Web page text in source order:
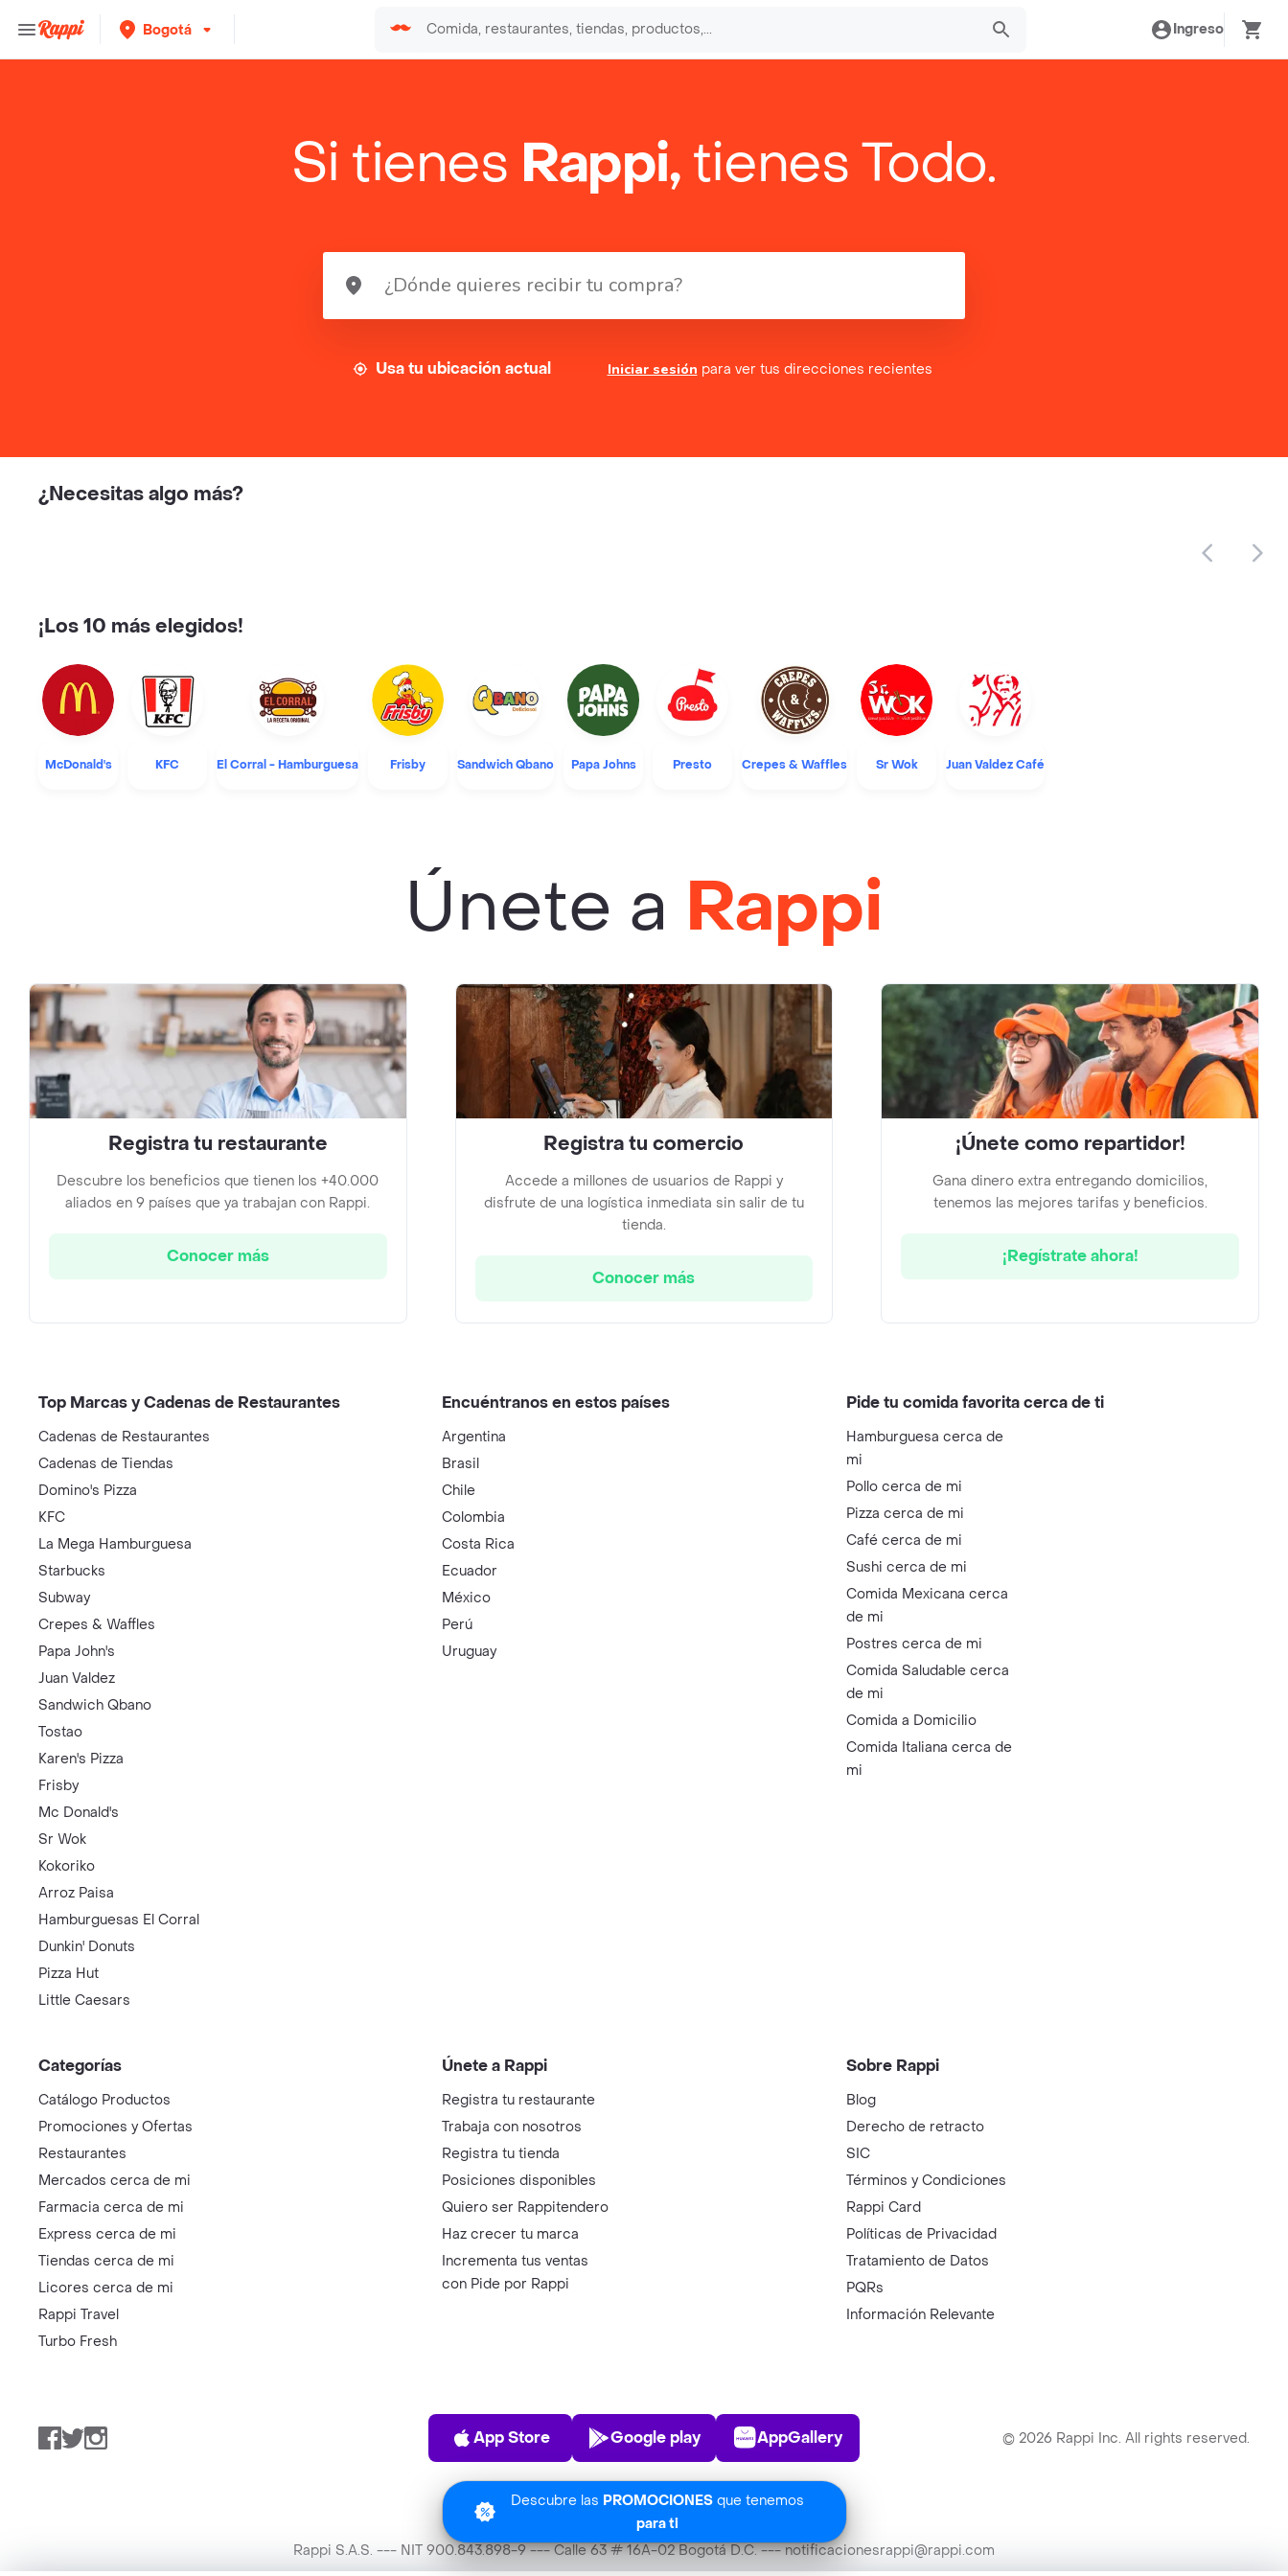
Bogotá Ingreso
Descubre las PROMOCIONES que tenemos
para ti
Si tienes Rappi,tienes Todo.
Usa tu ubicación actual Iniciar sesión para ver tus direcciones recientes
¿Necesitas algo más?
¡Los 10 más elegidos!
McDonald's KFC El Corral - Hamburguesa Frisby Sandwich Qbano Papa Johns Presto Crepes & Waffles Sr Wok Juan Valdez Café
Únete a Rappi
Registra tu restaurante
Descubre los beneficios que tienen los +40.000
aliados en 9 países que ya trabajan con Rappi.
Conocer más
Registra tu comercio
Accede a millones de usuarios de Rappi y
disfrute de una logística inmediata sin salir de tu
tienda.
Conocer más
¡Únete como repartidor!
Gana dinero extra entregando domicilios,
tenemos las mejores tarifas y beneficios.
¡Regístrate ahora!
Top Marcas y Cadenas de Restaurantes
Cadenas de Restaurantes
Cadenas de Tiendas
Domino's Pizza
KFC
La Mega Hamburguesa
Starbucks
Subway
Crepes & Waffles
Papa John's
Juan Valdez
Sandwich Qbano
Tostao
Karen's Pizza
Frisby
Mc Donald's
Sr Wok
Kokoriko
Arroz Paisa
Hamburguesas El Corral
Dunkin' Donuts
Pizza Hut
Little Caesars
Encuéntranos en estos países
Argentina
Brasil
Chile
Colombia
Costa Rica
Ecuador
México
Perú
Uruguay
Pide tu comida favorita cerca de ti
Hamburguesa cerca de
mi
Pollo cerca de mi
Pizza cerca de mi
Café cerca de mi
Sushi cerca de mi
Comida Mexicana cerca
de mi
Postres cerca de mi
Comida Saludable cerca
de mi
Comida a Domicilio
Comida Italiana cerca de
mi
Categorías
Catálogo Productos
Promociones y Ofertas
Restaurantes
Mercados cerca de mi
Farmacia cerca de mi
Express cerca de mi
Tiendas cerca de mi
Licores cerca de mi
Rappi Travel
Turbo Fresh
Únete a Rappi
Registra tu restaurante
Trabaja con nosotros
Registra tu tienda
Posiciones disponibles
Quiero ser Rappitendero
Haz crecer tu marca
Incrementa tus ventas
con Pide por Rappi
Sobre Rappi
Blog
Derecho de retracto
SIC
Términos y Condiciones
Rappi Card
Políticas de Privacidad
Tratamiento de Datos
PQRs
Información Relevante
Facebook
TwitterInstagram
App Store
App Store
Play Store
Google play
AppGallery
AppGallery © 2026 Rappi Inc. All rights reserved.
Rappi S.A.S. --- NIT 900.843.898-9 --- Calle 63 # 16A-02 Bogotá D.C. --- notificacionesrappi@rappi.com